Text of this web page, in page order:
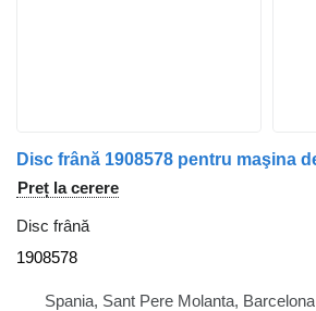
Preț la cerere
Disc frână
1908578
Spania, Sant Pere Molanta, Barcelona